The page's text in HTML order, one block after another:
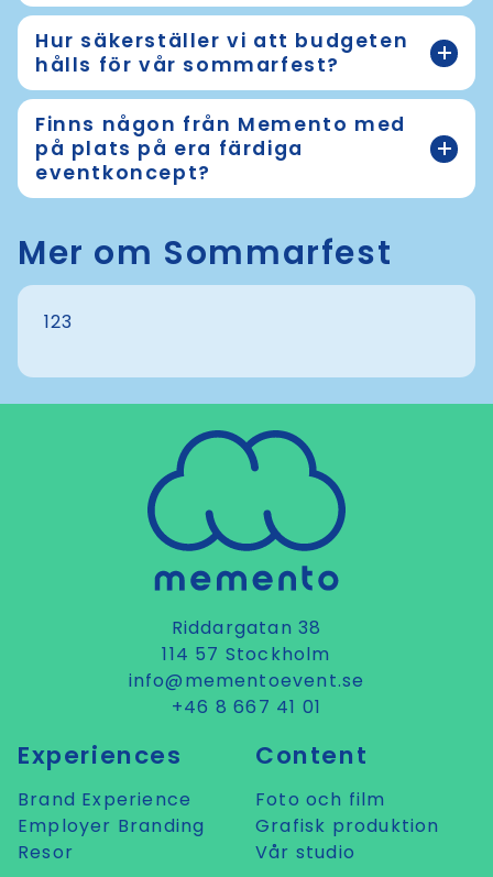
Hur säkerställer vi att budgeten
hålls för vår sommarfest?
Finns någon från Memento med
på plats på era färdiga
eventkoncept?
Mer om Sommarfest
123
Riddargatan 38
114 57 Stockholm
info@mementoevent.se
+46 8 667 41 01
Experiences
Brand Experience
Employer Branding
Resor
Content
Foto och film
Grafisk produktion
Vår studio